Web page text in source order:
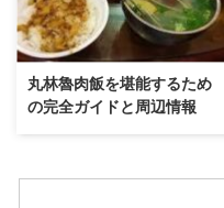
丸林魯肉飯を堪能するため
の完全ガイドと周辺情報